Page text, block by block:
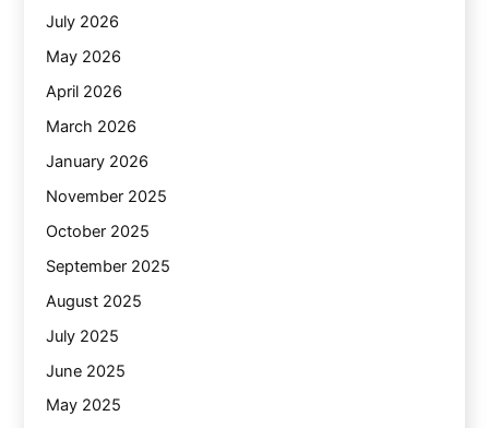
July 2026
May 2026
April 2026
March 2026
January 2026
November 2025
October 2025
September 2025
August 2025
July 2025
June 2025
May 2025